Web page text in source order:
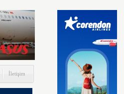
İletişim